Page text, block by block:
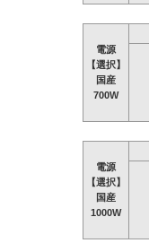
電源
【選択】
国産
700W
電源
【選択】
国産
1000W